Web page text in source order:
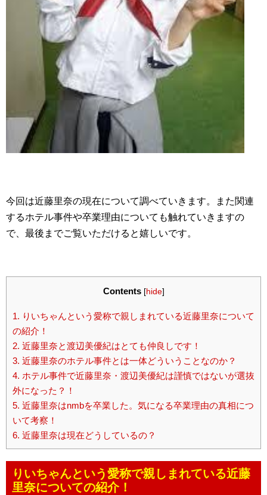
今回は近藤里奈の現在について調べていきます。また関連
するホテル事件や卒業理由についても触れていきますの
で、最後までご覧いただけると嬉しいです。
Contents [hide]
1. りいちゃんという愛称で親しまれている近藤里奈について
の紹介！
2. 近藤里奈と渡辺美優紀はとても仲良しです！
3. 近藤里奈のホテル事件とは一体どういうことなのか？
4. ホテル事件で近藤里奈・渡辺美優紀は謹慎ではないが選抜
外になった？！
5. 近藤里奈はnmbを卒業した。気になる卒業理由の真相につ
いて考察！
6. 近藤里奈は現在どうしているの？
りいちゃんという愛称で親しまれている近藤
里奈についての紹介！